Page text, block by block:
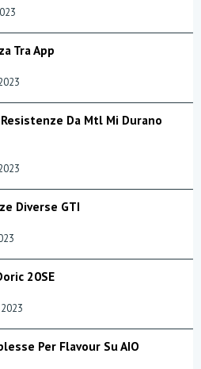
Tra App
Da Mtl Mi Durano
Diverse GTI
20SE
Per Flavour Su AIO